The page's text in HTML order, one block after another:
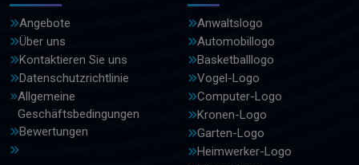
Angebote
Über uns
Kontaktieren Sie uns
Datenschutzrichtlinie
Allgemeine
Geschäftsbedingungen
Bewertungen
Anwaltslogo
Automobillogo
Basketballlogo
Vogel-Logo
Computer-Logo
Kronen-Logo
Garten-Logo
Heimwerker-Logo